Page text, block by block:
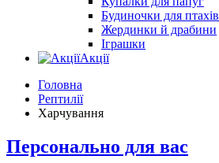
Будиночки для птахів
Жердинки й драбини
Іграшки
Акції
Головна
Рептилії
Харчування
Персонально для вас